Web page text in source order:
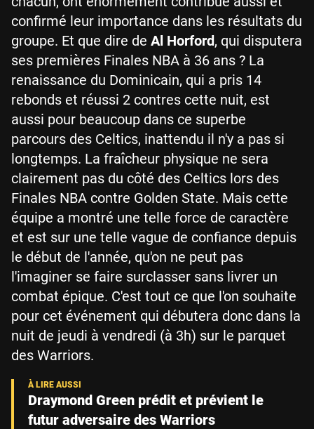
confirmé leur importance dans les résultats du
groupe. Et que dire de Al Horford, qui disputera
ses premières Finales NBA à 36 ans ? La
renaissance du Dominicain, qui a pris 14
rebonds et réussi 2 contres cette nuit, est
aussi pour beaucoup dans ce superbe
parcours des Celtics, inattendu il n'y a pas si
longtemps. La fraîcheur physique ne sera
clairement pas du côté des Celtics lors des
Finales NBA contre Golden State. Mais cette
équipe a montré une telle force de caractère
et est sur une telle vague de confiance depuis
le début de l'année, qu'on ne peut pas
l'imaginer se faire surclasser sans livrer un
combat épique. C'est tout ce que l'on souhaite
pour cet événement qui débutera donc dans la
nuit de jeudi à vendredi (à 3h) sur le parquet
des Warriors.
Draymond Green prédit et prévient le
futur adversaire des Warriors